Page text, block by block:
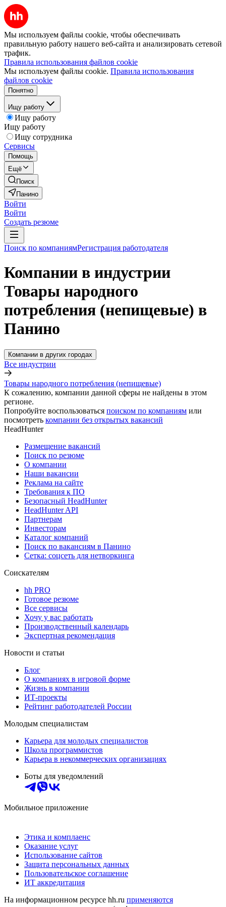
Мы используем файлы cookie, чтобы обеспечивать
правильную работу нашего веб-сайта и анализировать сетевой
трафик.
Правила использования файлов cookie
Мы используем файлы cookie. Правила использования
файлов cookie
Понятно
Ищу работу
Ищу работу
Ищу работу
Ищу сотрудника
Сервисы
Помощь
Ещё
Поиск
Панино
Войти
Войти
Создать резюме
Поиск по компаниямРегистрация работодателя
Компании в индустрии
Товары народного
потребления (непищевые) в
Панино
Компании в других городах
Все индустрии
Товары народного потребления (непищевые)
К сожалению, компании данной сферы не найдены в этом
регионе.
Попробуйте воспользоваться поиском по компаниям или
посмотреть компании без открытых вакансий
HeadHunter
Размещение вакансий
Поиск по резюме
О компании
Наши вакансии
Реклама на сайте
Требования к ПО
Безопасный HeadHunter
HeadHunter API
Партнерам
Инвесторам
Каталог компаний
Поиск по вакансиям в Панино
Сетка: соцсеть для нетворкинга
Соискателям
hh PRO
Готовое резюме
Все сервисы
Хочу у вас работать
Производственный календарь
Экспертная рекомендация
Новости и статьи
Блог
О компаниях в игровой форме
Жизнь в компании
ИТ-проекты
Рейтинг работодателей России
Молодым специалистам
Карьера для молодых специалистов
Школа программистов
Карьера в некоммерческих организациях
Боты для уведомлений
Мобильное приложение
Этика и комплаенс
Оказание услуг
Использование сайтов
Защита персональных данных
Пользовательское соглашение
ИТ аккредитация
На информационном ресурсе hh.ru применяются